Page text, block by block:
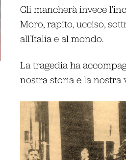
Gli mancherà invece
Moro, rapito, ucciso,
all’Italia e al mondo.
La tragedia ha
nostra storia e la nostra